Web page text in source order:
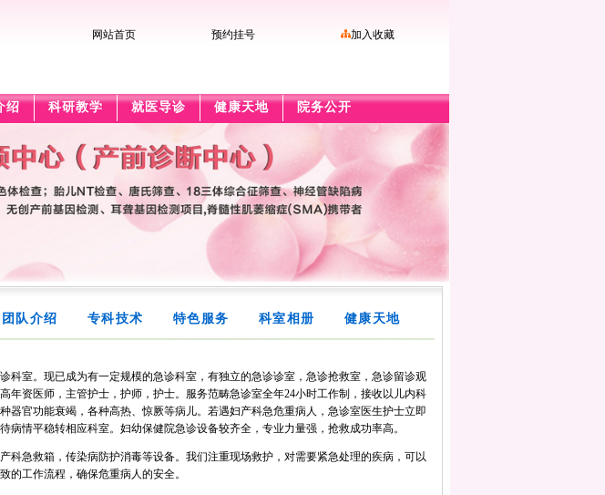
网站首页 预约挂号 加入收藏
绍 科研教学 就医导诊 健康天地 院务公开
团队介绍 专科技术 特色服务 科室相册 健康天地
科室。现已成为有一定规模的急诊科室，有独立的急诊诊室，急诊抢救室，急诊留诊观
年资医师，主管护士，护师，护士。服务范畴急诊室全年24小时工作制，接收以儿内科
器官功能衰竭，各种高热、惊厥等病儿。若遇妇产科急危重病人，急诊室医生护士立即
病情平稳转相应科室。妇幼保健院急诊设备较齐全，专业力量强，抢救成功率高。
科急救箱，传染病防护消毒等设备。我们注重现场救护，对需要紧急处理的疾病，可以
的工作流程，确保危重病人的安全。